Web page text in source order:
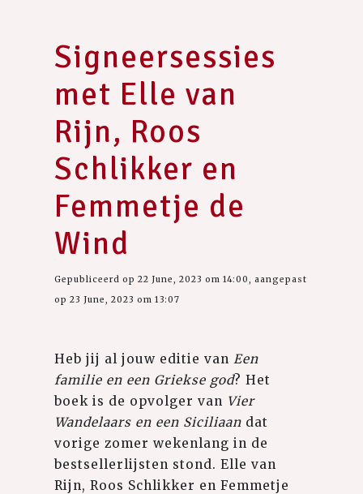
Signeersessies
met Elle van
Rijn, Roos
Schlikker en
Femmetje de
Wind
Gepubliceerd op 22 June, 2023 om 14:00, aangepast
op 23 June, 2023 om 13:07
Heb jij al jouw editie van Een
familie en een Griekse god? Het
boek is de opvolger van Vier
Wandelaars en een Siciliaan dat
vorige zomer wekenlang in de
bestsellerlijsten stond. Elle van
Rijn, Roos Schlikker en Femmetje